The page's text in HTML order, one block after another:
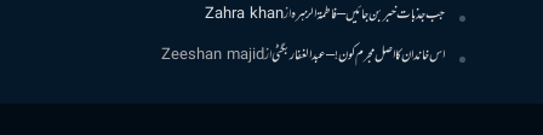
جب جذبات خبر بن جائیں – فاطمۃالزہرہازZahra khan
اس خاندان کا اصل مجرم کون! – عبدالغفار بگٹیازZeeshan majid